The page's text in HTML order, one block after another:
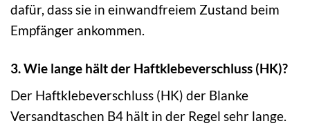
dafür, dass sie in einwandfreiem Zustand beim
Empfänger ankommen.
3. Wie lange hält der Haftklebeverschluss (HK)?
Der Haftklebeverschluss (HK) der Blanke
Versandtaschen B4 hält in der Regel sehr lange.